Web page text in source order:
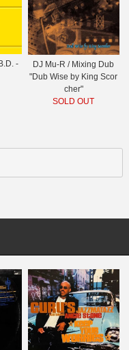
-
DJ Mu-R / Mixing Dub
"Dub Wise by King Scor
cher"
SOLD OUT